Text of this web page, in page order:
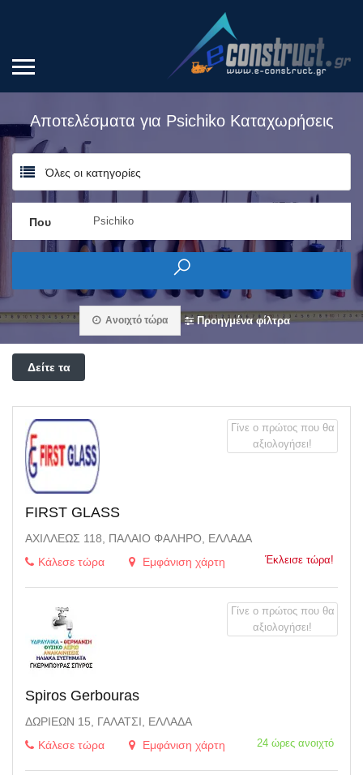
Αποτελέσματα για PsichikoΚαταχωρήσεις
Όλες οι κατηγορίες
Που
Ανοιχτό τώρα Προηγμένα φίλτρα
Δείτε τα
FIRST GLASS
ΑΧΙΛΛΈΩΣ 118, ΠΑΛΑΙΌ ΦΆΛΗΡΟ, ΕΛΛΆΔΑ
Κάλεσε τώρα
Εμφάνιση χάρτη Έκλεισε τώρα!
Γίνε ο πρώτος που θα
αξιολογήσει!
Spiros Gerbouras
ΔΩΡΙΈΩΝ 15, ΓΑΛΆΤΣΙ, ΕΛΛΆΔΑ
Κάλεσε τώρα
Εμφάνιση χάρτη 24 ώρες ανοιχτό
Γίνε ο πρώτος που θα
αξιολογήσει!